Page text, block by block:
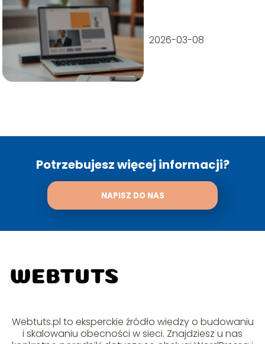
kroku
2026-03-08
Potrzebujesz więcej informacji?
NAPISZ DO NAS
Webtuts.pl to eksperckie źródło wiedzy o budowaniu
i skalowaniu obecności w sieci. Znajdziesz u nas